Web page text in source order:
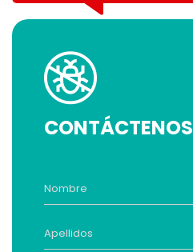
CONTÁCTENOS
Nombre
Apellidos